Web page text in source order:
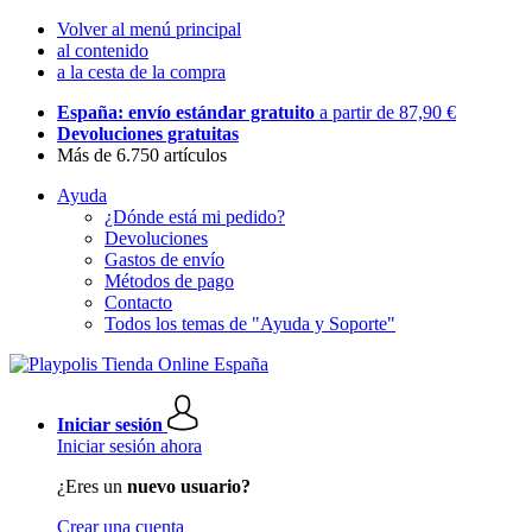
Volver al menú principal
al contenido
a la cesta de la compra
España: envío estándar gratuito a partir de 87,90 €
Devoluciones gratuitas
Más de 6.750 artículos
Ayuda
¿Dónde está mi pedido?
Devoluciones
Gastos de envío
Métodos de pago
Contacto
Todos los temas de "Ayuda y Soporte"
Iniciar sesión
Iniciar sesión ahora
¿Eres un nuevo usuario?
Crear una cuenta